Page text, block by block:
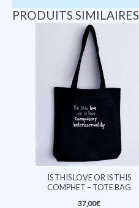
Proud
PRODUITS SIMILAIRES
IS THIS LOVE OR IS THIS
COMPHET – TOTE BAG
37,00€